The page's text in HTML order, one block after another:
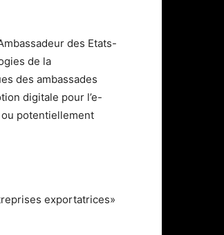
des Etats-
de la
des ambassades
digitale pour l’e-
potentiellement
exportatrices»